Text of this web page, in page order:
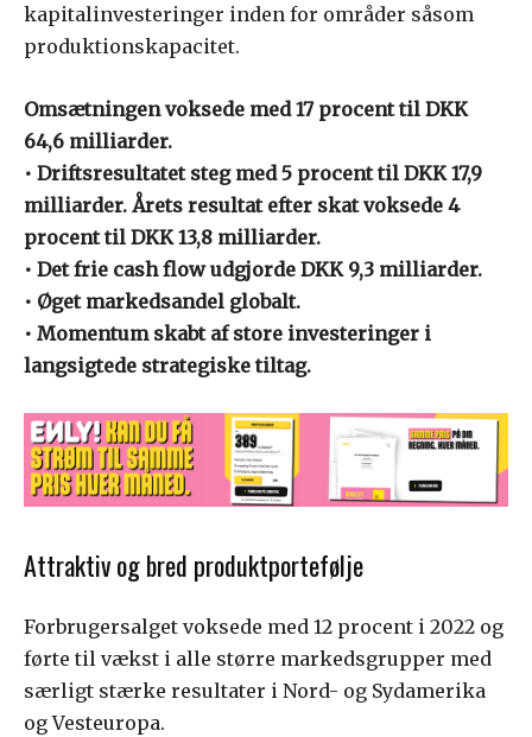
kapitalinvesteringer inden for områder såsom
produktionskapacitet.
Omsætningen voksede med 17 procent til DKK
64,6 milliarder.
• Driftsresultatet steg med 5 procent til DKK 17,9
milliarder. Årets resultat efter skat voksede 4
procent til DKK 13,8 milliarder.
• Det frie cash flow udgjorde DKK 9,3 milliarder.
• Øget markedsandel globalt.
• Momentum skabt af store investeringer i
langsigtede strategiske tiltag.
Attraktiv og bred produktportefølje
Forbrugersalget voksede med 12 procent i 2022 og
førte til vækst i alle større markedsgrupper med
særligt stærke resultater i Nord- og Sydamerika
og Vesteuropa.